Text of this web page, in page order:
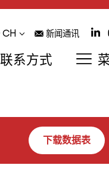
CH 新闻通讯
联系方式
下载数据表